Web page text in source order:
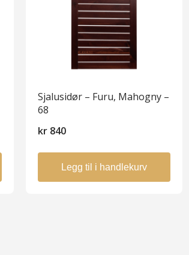
Sjalusidør – Furu, Mahogny –
68
kr 840
Legg til i handlekurv